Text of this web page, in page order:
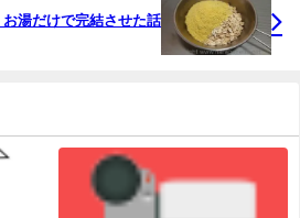
湯だけで完結させた話